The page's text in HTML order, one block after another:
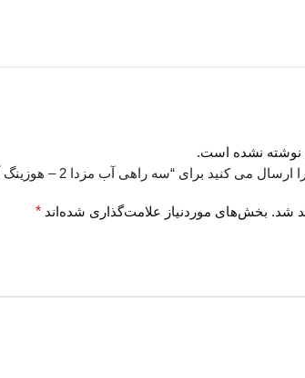
نوشته نشده است.
کنید برای “سه راهی آب مزدا 2 – هوزینگ آب مزدا 2”
شد. بخش‌های موردنیاز علامت‌گذاری شده‌اند *